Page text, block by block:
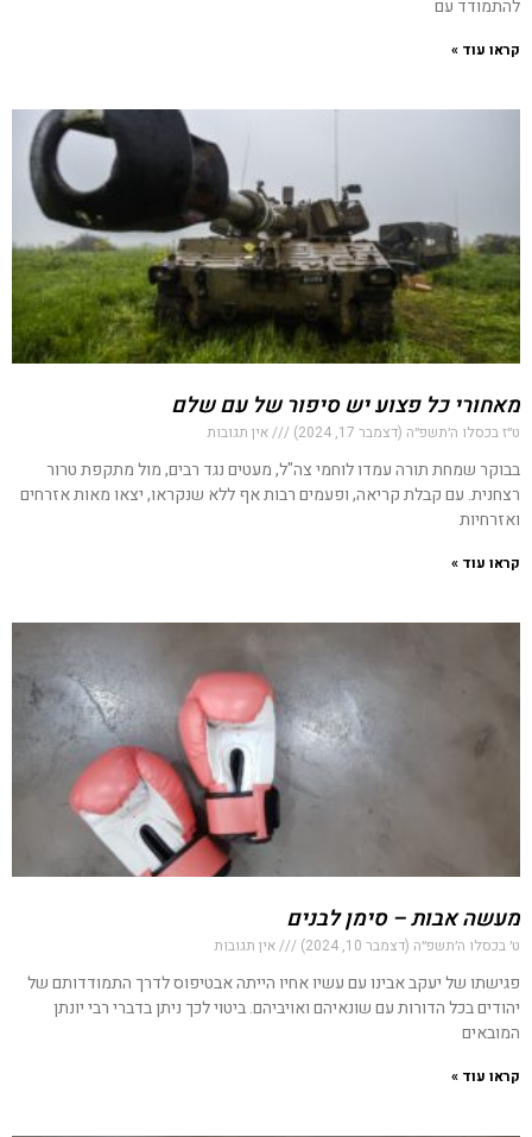
להתמודד עם
קראו עוד »
מאחורי כל פצוע יש סיפור של עם שלם
ט״ז בכסלו ה׳תשפ״ה (דצמבר 17, 2024) אין תגובות
בבוקר שמחת תורה עמדו לוחמי צה"ל, מעטים נגד רבים, מול מתקפת טרור
רצחנית. עם קבלת קריאה, ופעמים רבות אף ללא שנקראו, יצאו מאות אזרחים
ואזרחיות
קראו עוד »
מעשה אבות – סימן לבנים
ט׳ בכסלו ה׳תשפ״ה (דצמבר 10, 2024) אין תגובות
פגישתו של יעקב אבינו עם עשיו אחיו הייתה אבטיפוס לדרך התמודדותם של
יהודים בכל הדורות עם שונאיהם ואויביהם. ביטוי לכך ניתן בדברי רבי יונתן
המובאים
קראו עוד »